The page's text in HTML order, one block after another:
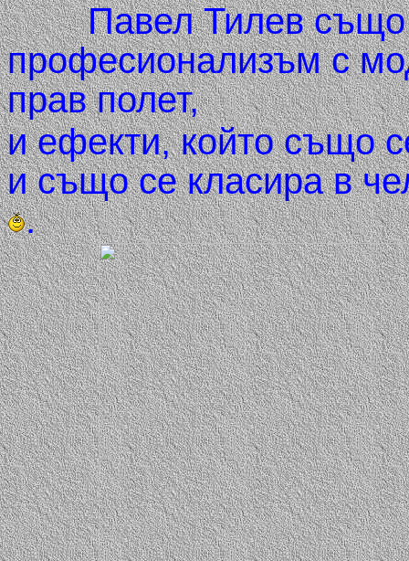
Павел Тилев също
професионализъм с
прав полет,
и ефекти, който също
и също се класира в
.